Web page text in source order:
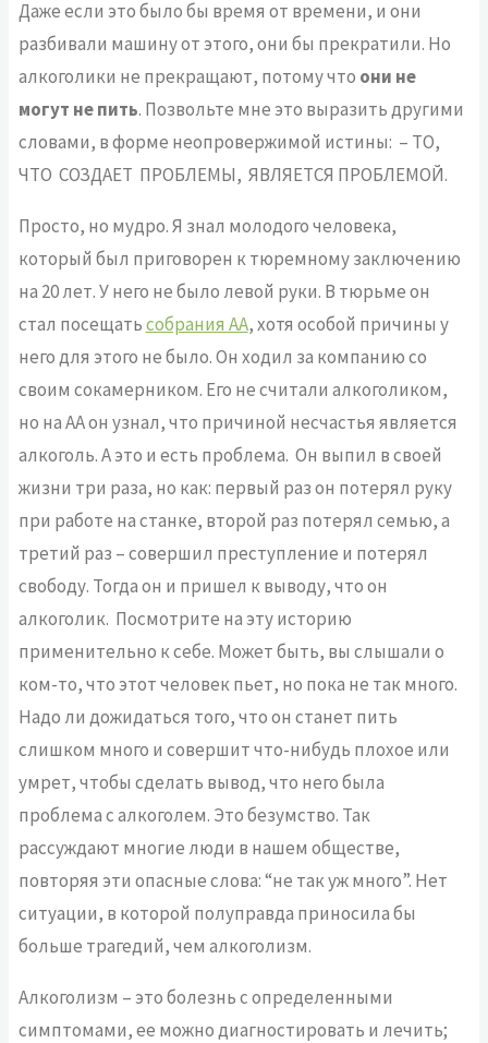
Даже если это было бы время от времени, и они
разбивали машину от этого, они бы прекратили. Но
алкоголики не прекращают, потому что они не
могут не пить. Позвольте мне это выразить другими
словами, в форме неопровержимой истины: – ТО,
ЧТО СОЗДАЕТ ПРОБЛЕМЫ, ЯВЛЯЕТСЯ ПРОБЛЕМОЙ.
Просто, но мудро. Я знал молодого человека,
который был приговорен к тюремному заключению
на 20 лет. У него не было левой руки. В тюрьме он
стал посещатьсобрания АА, хотя особой причины у
него для этого не было. Он ходил за компанию со
своим сокамерником. Его не считали алкоголиком,
но на АА он узнал, что причиной несчастья является
алкоголь. А это и есть проблема. Он выпил в своей
жизни три раза, но как: первый раз он потерял руку
при работе на станке, второй раз потерял семью, а
третий раз – совершил преступление и потерял
свободу. Тогда он и пришел к выводу, что он
алкоголик. Посмотрите на эту историю
применительно к себе. Может быть, вы слышали о
ком-то, что этот человек пьет, но пока не так много.
Надо ли дожидаться того, что он станет пить
слишком много и совершит что-нибудь плохое или
умрет, чтобы сделать вывод, что него была
проблема с алкоголем. Это безумство. Так
рассуждают многие люди в нашем обществе,
повторяя эти опасные слова: “не так уж много”. Нет
ситуации, в которой полуправда приносила бы
больше трагедий, чем алкоголизм.
Алкоголизм – это болезнь с определенными
симптомами, ее можно диагностировать и лечить;